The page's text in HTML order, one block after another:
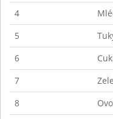
4
5
6
7
8